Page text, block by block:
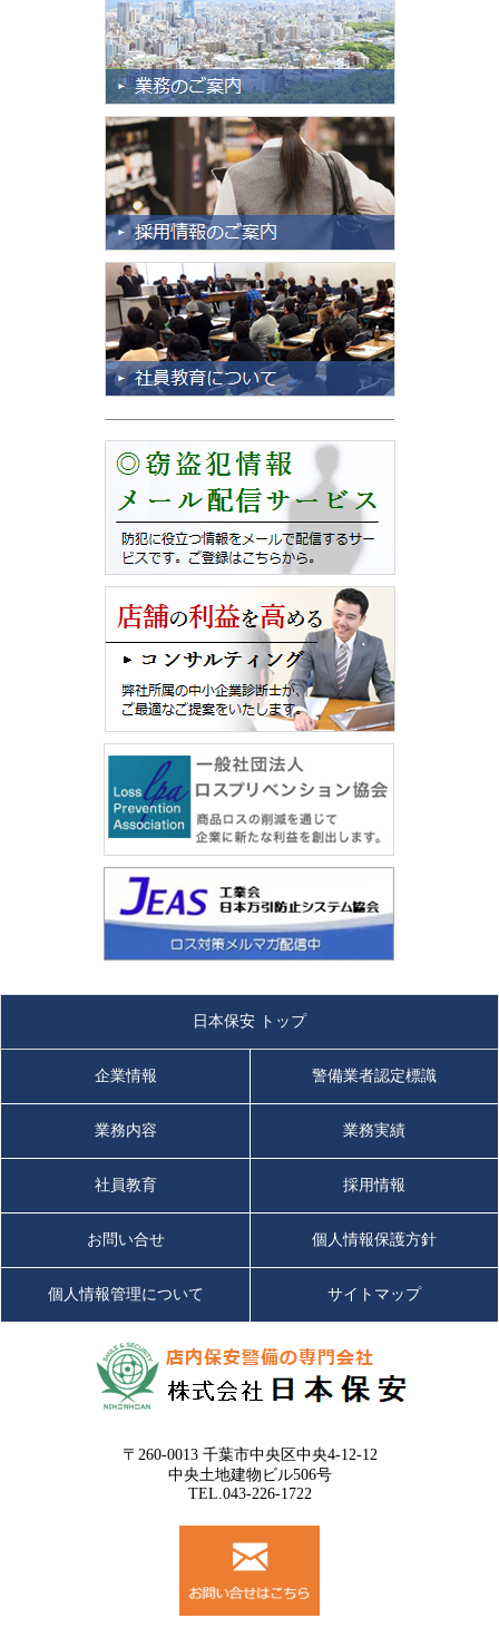
日本保安 トップ
企業情報 警備業者認定標識
業務内容 業務実績
社員教育 採用情報
お問い合せ 個人情報保護方針
個人情報管理について サイトマップ
〒260-0013 千葉市中央区中央4-12-12
中央土地建物ビル506号
TEL.043-226-1722